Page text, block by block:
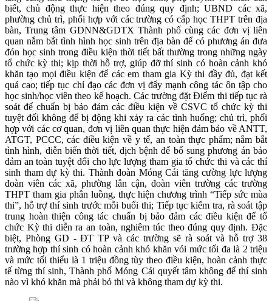
biết, chủ động thực hiện theo đúng quy định; UBND các xã,
phường chủ trì, phối hợp với các trường có cấp học THPT trên địa
bàn, Trung tâm GDNN&GDTX Thành phố cùng các đơn vị liên
quan nắm bắt tình hình học sinh trên địa bàn để có phương án đưa
đón học sinh trong điều kiện thời tiết bất thường trong những ngày
tổ chức kỳ thi; kịp thời hỗ trợ, giúp đỡ thí sinh có hoàn cảnh khó
khăn tạo mọi điều kiện để các em tham gia Kỳ thi đầy đủ, đạt kết
quả cao; tiếp tục chỉ đạo các đơn vị đẩy mạnh công tác ôn tập cho
học sinh/học viên theo kế hoạch. Các trường đặt Điểm thi tiếp tục rà
soát để chuẩn bị bảo đảm các điều kiện về CSVC tổ chức kỳ thi
tuyệt đối không để bị động khi xảy ra các tình huống; chủ trì, phối
hợp với các cơ quan, đơn vị liên quan thực hiện đảm bảo về ANTT,
ATGT, PCCC, các điều kiện về y tế, an toàn thực phẩm; nắm bắt
tình hình, diễn biến thời tiết, dịch bệnh để bổ sung phương án bảo
đảm an toàn tuyệt đối cho lực lượng tham gia tổ chức thi và các thí
sinh tham dự kỳ thi. Thành đoàn Móng Cái tăng cường lực lượng
đoàn viên các xã, phường lân cận, đoàn viên trường các trường
THPT tham gia phân luồng, thực hiện chương trình “Tiếp sức mùa
thi”, hỗ trợ thí sinh trước mỗi buổi thi; Tiếp tục kiểm tra, rà soát tập
trung hoàn thiện công tác chuẩn bị bảo đảm các điều kiện để tổ
chức Kỳ thi diễn ra an toàn, nghiêm túc theo đúng quy định. Đặc
biệt, Phòng GD - ĐT TP và các trường sẽ rà soát và hỗ trợ 38
trường hợp thí sinh có hoàn cảnh khó khăn vói mức tối đa là 2 triệu
và mức tối thiểu là 1 triệu đồng tùy theo điều kiện, hoàn cảnh thực
tế từng thí sinh, Thành phố Móng Cái quyết tâm không để thí sinh
nào vì khó khăn mà phải bỏ thi và không tham dự kỳ thi.